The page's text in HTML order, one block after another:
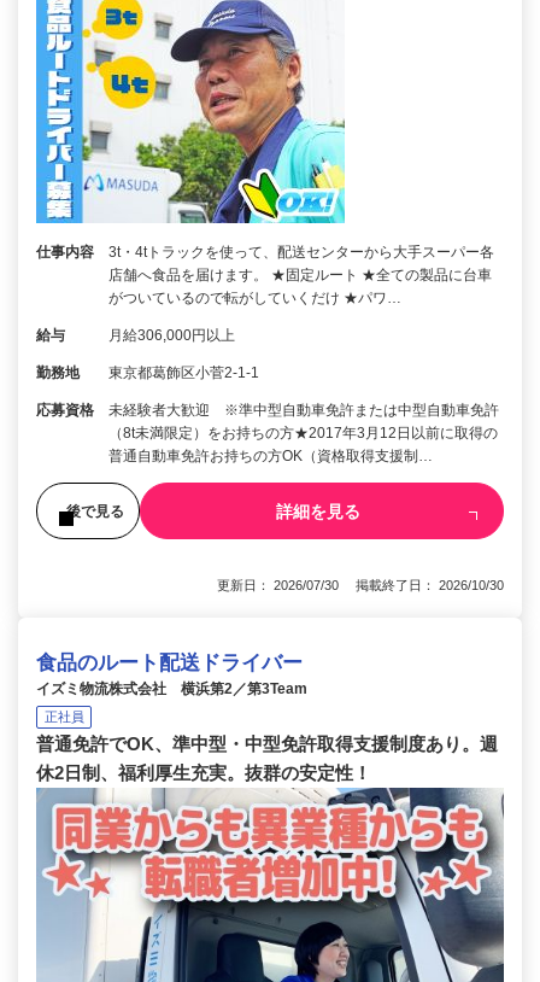
仕事内容
3t・4tトラックを使って、配送センターから大手スーパー各
店舗へ食品を届けます。 ★固定ルート ★全ての製品に台車
がついているので転がしていくだけ ★パワ…
給与 月給306,000円以上
勤務地 東京都葛飾区小菅2-1-1
応募資格
未経験者大歓迎 ※準中型自動車免許または中型自動車免許
（8t未満限定）をお持ちの方★2017年3月12日以前に取得の
普通自動車免許お持ちの方OK（資格取得支援制…
後で見る 詳細を見る
更新日： 2026/07/30 掲載終了日： 2026/10/30
食品のルート配送ドライバー
イズミ物流株式会社 横浜第2／第3Team
正社員
普通免許でOK、準中型・中型免許取得支援制度あり。週
休2日制、福利厚生充実。抜群の安定性！